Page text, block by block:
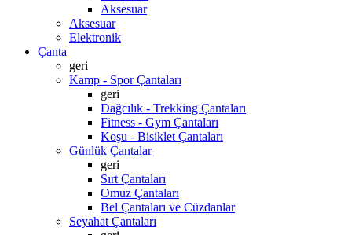
Aksesuar
Aksesuar
Elektronik
Çanta
geri
Kamp - Spor Çantaları
geri
Dağcılık - Trekking Çantaları
Fitness - Gym Çantaları
Koşu - Bisiklet Çantaları
Günlük Çantalar
geri
Sırt Çantaları
Omuz Çantaları
Bel Çantaları ve Cüzdanlar
Seyahat Çantaları